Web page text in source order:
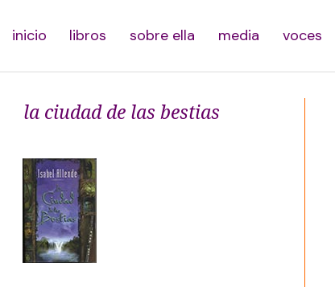
inicio libros sobre ella media voces
la ciudad de las bestias